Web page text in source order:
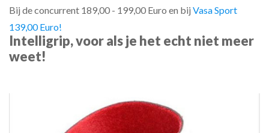
Bij de concurrent 189,00 - 199,00 Euro en bij Vasa Sport
139,00 Euro!
Intelligrip, voor als je het echt niet meer
weet!